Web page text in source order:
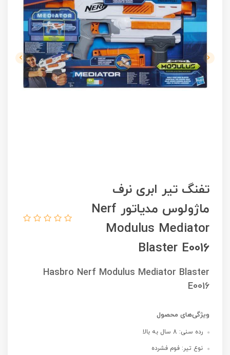
تفنگ تیر ابری نرف
ماژولوس مدیاتور Nerf
Modulus Mediator
Blaster E0016
Hasbro Nerf Modulus Mediator Blaster
E0016
ویژگی‌های محصول
رده سنی: 8 سال به بالا
نوع تیر: فوم فشرده